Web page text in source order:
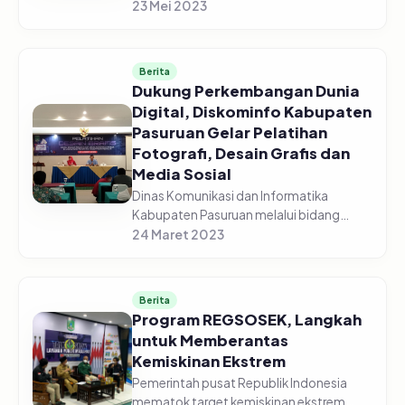
menghadiri Rapat Koordinasi
secara vir...
23 Mei 2023
Berita
Dukung Perkembangan Dunia
Digital, Diskominfo Kabupaten
Pasuruan Gelar Pelatihan
Fotografi, Desain Grafis dan
Media Sosial
Dinas Komunikasi dan Informatika
Kabupaten Pasuruan melalui bidang
Informasi dan Komunikasi Publik (IKP)
24 Maret 2023
Berita
Program REGSOSEK, Langkah
untuk Memberantas
Kemiskinan Ekstrem
Pemerintah pusat Republik Indonesia
mematok target kemiskinan ekstrem